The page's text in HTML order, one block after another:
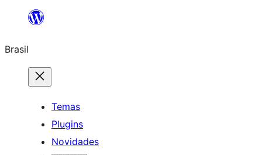
o
conteúdo
Brasil
Temas
Plugins
Novidades